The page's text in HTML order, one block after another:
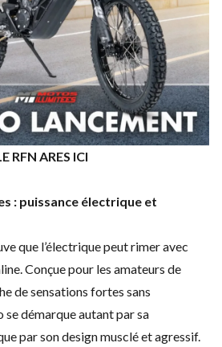
RFN ARES ICI
: puissance électrique et
que l’électrique peut rimer avec
Conçue pour les amateurs de
de sensations fortes sans
démarque autant par sa
par son design musclé et agressif.